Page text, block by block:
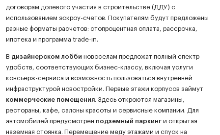
договорам долевого участия в строительстве (ДДУ) с
использованием эскроу-счетов. Покупателям будут предложены
разные форматы расчетов: стопроцентная оплата, рассрочка,
ипотека и программа trade-in.
В дизайнерском лобби новоселам предложат полный спектр
удобств, соответствующих бизнес-классу, включая услуги
консьерж-сервиса и возможность пользоваться внутренней
инфраструктурой новостройки. Первые этажи корпусов займут
коммерческие помещения . Здесь откроются магазины,
рестораны, кафе, салоны красоты и сервисные компании. Для
автомобилей предусмотрен подземный паркинг и открытая
наземная стоянка. Перемещение меду этажами и спуск на